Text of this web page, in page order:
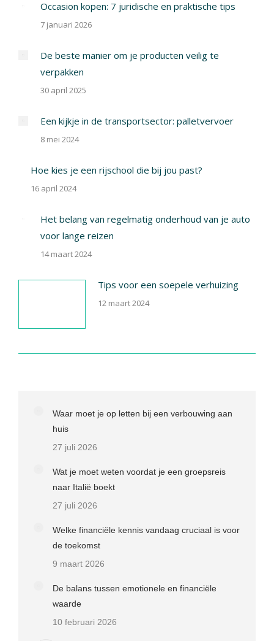
Occasion kopen: 7 juridische en praktische tips
7 januari 2026
De beste manier om je producten veilig te
verpakken
30 april 2025
Een kijkje in de transportsector: palletvervoer
8 mei 2024
Hoe kies je een rijschool die bij jou past?
16 april 2024
Het belang van regelmatig onderhoud van je auto
voor lange reizen
14 maart 2024
Tips voor een soepele verhuizing
12 maart 2024
Waar moet je op letten bij een verbouwing aan
huis
27 juli 2026
Wat je moet weten voordat je een groepsreis
naar Italië boekt
27 juli 2026
Welke financiële kennis vandaag cruciaal is voor
de toekomst
9 maart 2026
De balans tussen emotionele en financiële
waarde
10 februari 2026